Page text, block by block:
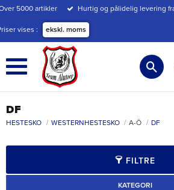
Menu
5000 artikler Hurtig og pålidelig levering
vises ekskl. moms
DF
HESTESKO WESTERNHESTESKO A-Ö DF
FILTRE
KATEGORI